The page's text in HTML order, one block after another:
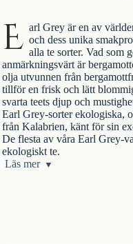
E arl Grey är en av
och dess unika
alla te sorter. Vad som
anmärkningsvärt är
olja utvunnen från
tillför en frisk och lätt
svarta teets djup och
Earl Grey-sorter ekologiska,
från Kalabrien, känt för sin
De flesta av våra Earl Grey-
ekologiskt te.
Namnet “Earl Grey” tros
Läs mer